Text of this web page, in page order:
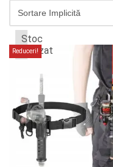
Reduceri!
Stoc
epuizat